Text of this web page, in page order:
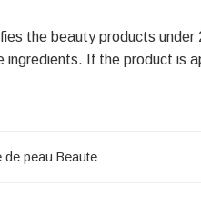
the beauty products
If the product is
de peau Beaute